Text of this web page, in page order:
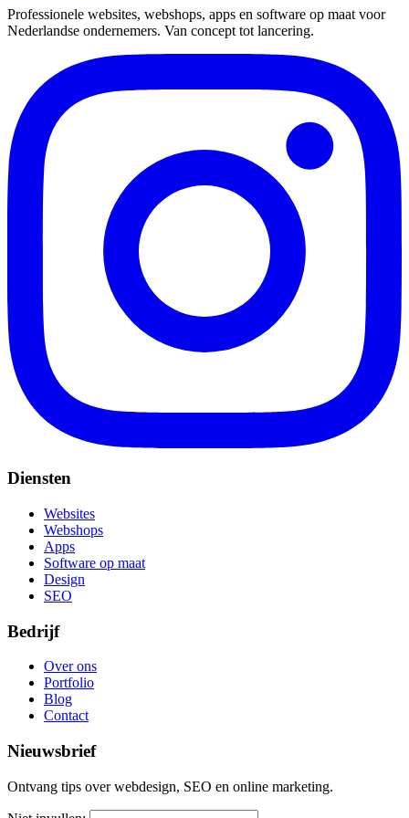
Professionele websites, webshops, apps en software op maat voor
Nederlandse ondernemers. Van concept tot lancering.
Diensten
Websites
Webshops
Apps
Software op maat
Design
SEO
Bedrijf
Over ons
Portfolio
Blog
Contact
Nieuwsbrief
Ontvang tips over webdesign, SEO en online marketing.